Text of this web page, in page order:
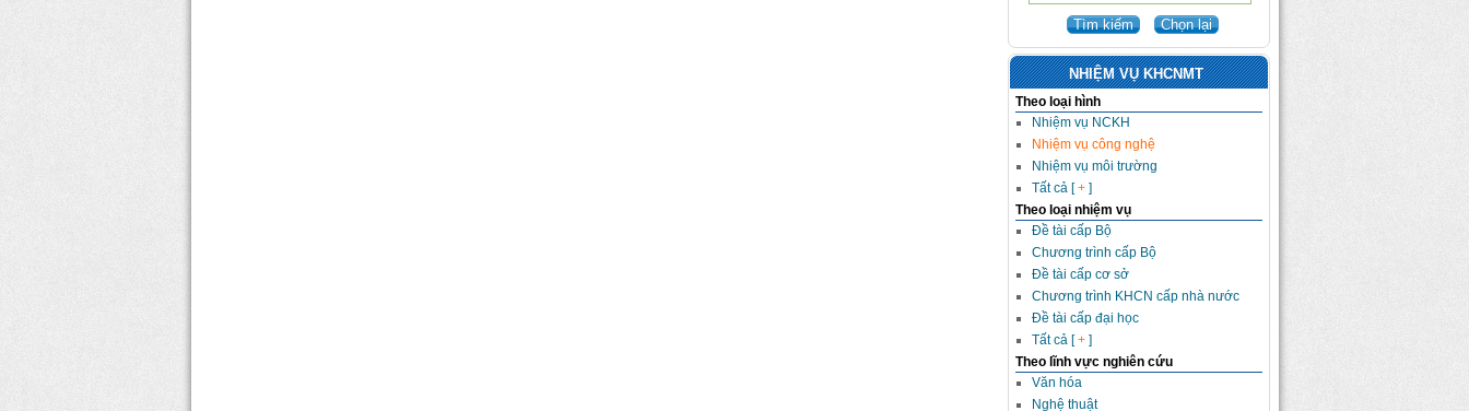
NHIỆM VỤ KHCNMT
Theo loại hình
Nhiệm vụ NCKH
Nhiệm vụ công nghệ
Nhiệm vụ môi trường
Tất cả [+ ]
Theo loại nhiệm vụ
Đề tài cấp Bộ
Chương trình cấp Bộ
Đề tài cấp cơ sở
Chương trình KHCN cấp nhà nước
Đề tài cấp đại học
Tất cả [+ ]
Theo lĩnh vực nghiên cứu
Văn hóa
Nghệ thuật